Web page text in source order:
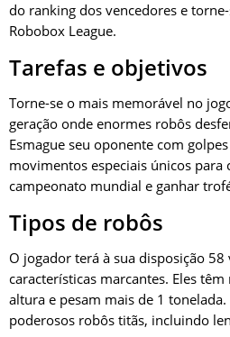
do ranking dos vencedores e
Robobox League.
Tarefas e objetivos
Torne-se o mais memorável no
geração onde enormes robôs
Esmague seu oponente com
movimentos especiais únicos
campeonato mundial e ganhar
Tipos de robôs
O jogador terá à sua disposição
características marcantes. Eles
altura e pesam mais de 1 tonelada.
poderosos robôs titãs, incluindo